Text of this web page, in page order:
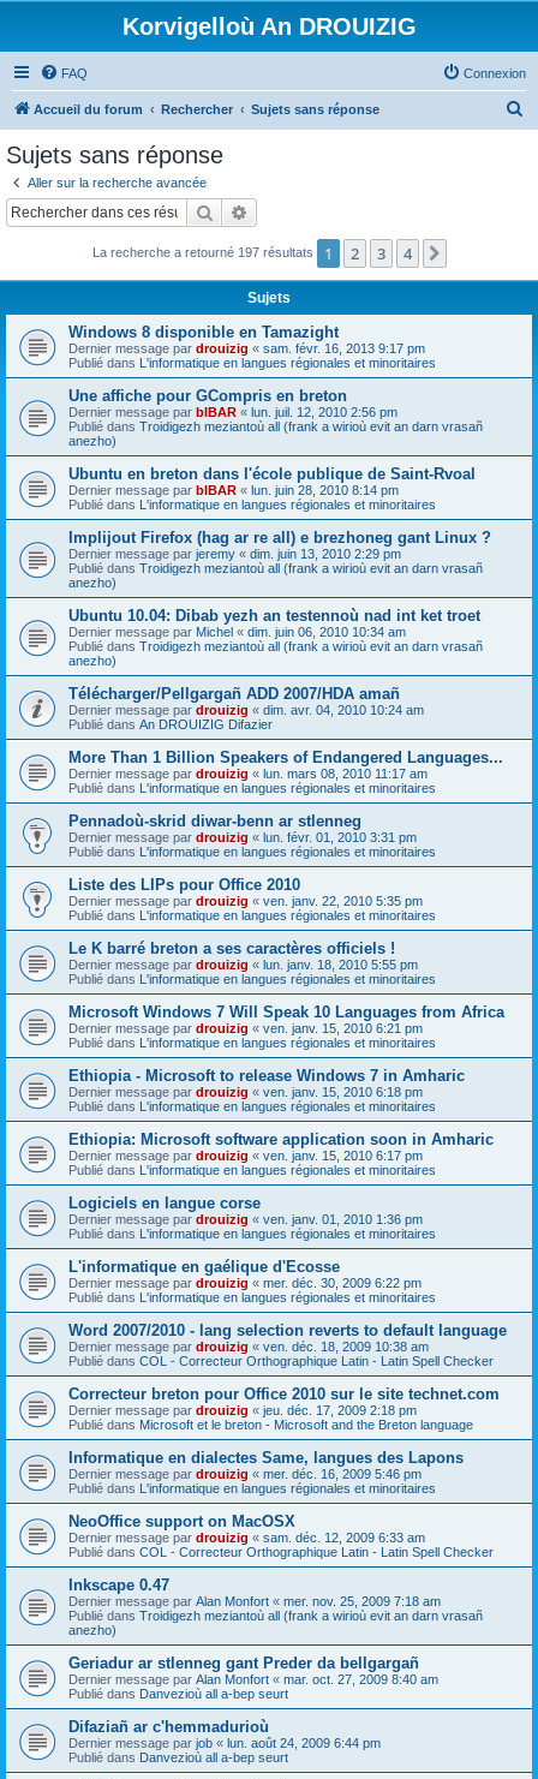
Korvigelloù An DROUIZIG
FAQ Connexion
Accueil du forum Rechercher Sujets sans réponse
c
Sujets sans réponse
Aller sur la recherche avancée
Rechercher
La recherche a retourné 197 résultats 1 2 3 4
Sujets
Windows 8 disponible en Tamazight
Dernier message par drouizig « sam. févr. 16, 2013 9:17 pm
Publié dans L'informatique en langues régionales et minoritaires
Une affiche pour GCompris en breton
Dernier message par bIBAR « lun. juil. 12, 2010 2:56 pm
Publié dans Troidigezh meziantoù all (frank a wirioù evit an darn vrasañ
anezho)
Ubuntu en breton dans l'école publique de Saint-Rvoal
Dernier message par bIBAR « lun. juin 28, 2010 8:14 pm
Publié dans L'informatique en langues régionales et minoritaires
Implijout Firefox (hag ar re all) e brezhoneg gant Linux ?
Dernier message par jeremy « dim. juin 13, 2010 2:29 pm
Publié dans Troidigezh meziantoù all (frank a wirioù evit an darn vrasañ
anezho)
Ubuntu 10.04: Dibab yezh an testennoù nad int ket troet
Dernier message par Michel « dim. juin 06, 2010 10:34 am
Publié dans Troidigezh meziantoù all (frank a wirioù evit an darn vrasañ
anezho)
Télécharger/Pellgargañ ADD 2007/HDA amañ
Dernier message par drouizig « dim. avr. 04, 2010 10:24 am
Publié dans An DROUIZIG Difazier
More Than 1 Billion Speakers of Endangered Languages...
Dernier message par drouizig « lun. mars 08, 2010 11:17 am
Publié dans L'informatique en langues régionales et minoritaires
Pennadoù-skrid diwar-benn ar stlenneg
Dernier message par drouizig « lun. févr. 01, 2010 3:31 pm
Publié dans L'informatique en langues régionales et minoritaires
Liste des LIPs pour Office 2010
Dernier message par drouizig « ven. janv. 22, 2010 5:35 pm
Publié dans L'informatique en langues régionales et minoritaires
Le K barré breton a ses caractères officiels !
Dernier message par drouizig « lun. janv. 18, 2010 5:55 pm
Publié dans L'informatique en langues régionales et minoritaires
Microsoft Windows 7 Will Speak 10 Languages from Africa
Dernier message par drouizig « ven. janv. 15, 2010 6:21 pm
Publié dans L'informatique en langues régionales et minoritaires
Ethiopia - Microsoft to release Windows 7 in Amharic
Dernier message par drouizig « ven. janv. 15, 2010 6:18 pm
Publié dans L'informatique en langues régionales et minoritaires
Ethiopia: Microsoft software application soon in Amharic
Dernier message par drouizig « ven. janv. 15, 2010 6:17 pm
Publié dans L'informatique en langues régionales et minoritaires
Logiciels en langue corse
Dernier message par drouizig « ven. janv. 01, 2010 1:36 pm
Publié dans L'informatique en langues régionales et minoritaires
L'informatique en gaélique d'Ecosse
Dernier message par drouizig « mer. déc. 30, 2009 6:22 pm
Publié dans L'informatique en langues régionales et minoritaires
Word 2007/2010 - lang selection reverts to default language
Dernier message par drouizig « ven. déc. 18, 2009 10:38 am
Publié dans COL - Correcteur Orthographique Latin - Latin Spell Checker
Correcteur breton pour Office 2010 sur le site technet.com
Dernier message par drouizig « jeu. déc. 17, 2009 2:18 pm
Publié dans Microsoft et le breton - Microsoft and the Breton language
Informatique en dialectes Same, langues des Lapons
Dernier message par drouizig « mer. déc. 16, 2009 5:46 pm
Publié dans L'informatique en langues régionales et minoritaires
NeoOffice support on MacOSX
Dernier message par drouizig « sam. déc. 12, 2009 6:33 am
Publié dans COL - Correcteur Orthographique Latin - Latin Spell Checker
Inkscape 0.47
Dernier message par Alan Monfort « mer. nov. 25, 2009 7:18 am
Publié dans Troidigezh meziantoù all (frank a wirioù evit an darn vrasañ
anezho)
Geriadur ar stlenneg gant Preder da bellgargañ
Dernier message par Alan Monfort « mar. oct. 27, 2009 8:40 am
Publié dans Danvezioù all a-bep seurt
Difaziañ ar c'hemmadurioù
Dernier message par job « lun. août 24, 2009 6:44 pm
Publié dans Danvezioù all a-bep seurt